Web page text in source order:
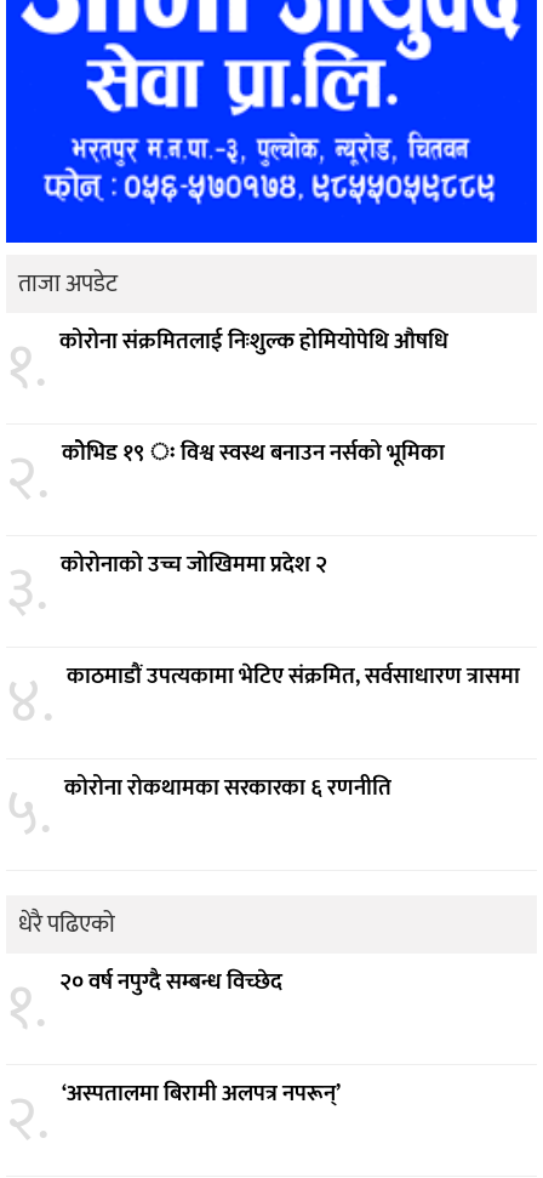
ताजा अपडेट
१. कोरोना संक्रमितलाई निःशुल्क होमियोपेथि औषधि
२. कोेभिड १९ ः विश्व स्वस्थ बनाउन नर्सको भूमिका
३. कोरोनाको उच्च जोखिममा प्रदेश २
४. काठमाडौं उपत्यकामा भेटिए संक्रमित, सर्वसाधारण त्रासमा
५. कोरोना रोकथामका सरकारका ६ रणनीति
धेरै पढिएको
१. २० वर्ष नपुग्दै सम्बन्ध विच्छेद
२. ‘अस्पतालमा बिरामी अलपत्र नपरून्’